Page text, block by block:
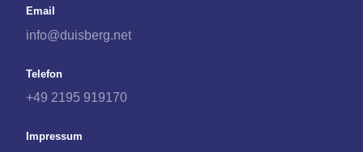
Email
info@duisberg.net
Telefon
+49 2195 919170
Impressum